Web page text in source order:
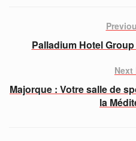
Palladium Hotel
Next
Majorque : Votre salle de
la